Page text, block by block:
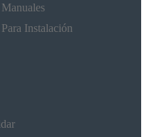
Instalación